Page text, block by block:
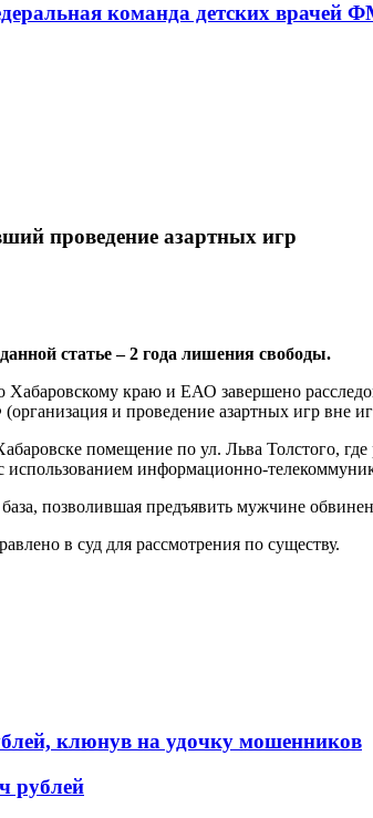
команда детских врачей
проведение азартных игр
статье – 2 года лишения свободы.
краю и ЕАО завершено
и проведение азартных игр вне
помещение по ул. Льва Толстого,
использованием информационно-
база, позволившая предъявить мужчине
в суд для рассмотрения по существу.
клюнув на удочку мошенников
рублей